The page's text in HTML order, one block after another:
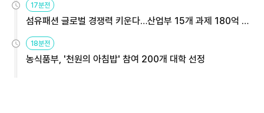
17분전
섬유패션 글로벌 경쟁력 키운다…산업부 15개 과제 180억 지
18분전
농식품부, '천원의 아침밥' 참여 200개 대학 선정